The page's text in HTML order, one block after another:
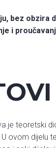
bez obzira
i
je teoretski
ovom dijelu